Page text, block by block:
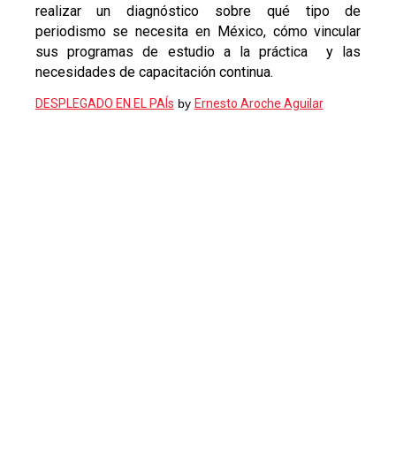
realizar un diagnóstico sobre qué tipo de
periodismo se necesita en México, cómo vincular
sus programas de estudio a la práctica y las
necesidades de capacitación continua.
DESPLEGADO EN EL PAÍs by Ernesto Aroche Aguilar